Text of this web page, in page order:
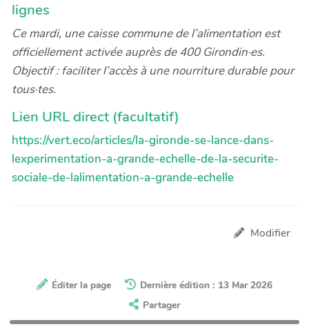
lignes
Ce mardi, une caisse commune de l’alimentation est
officiellement activée auprès de 400 Girondin·es.
Objectif : faciliter l’accès à une nourriture durable pour
tous·tes.
Lien URL direct (facultatif)
https://vert.eco/articles/la-gironde-se-lance-dans-
lexperimentation-a-grande-echelle-de-la-securite-
sociale-de-lalimentation-a-grande-echelle
Modifier
Éditer la page
Dernière édition : 13 Mar 2026
Partager